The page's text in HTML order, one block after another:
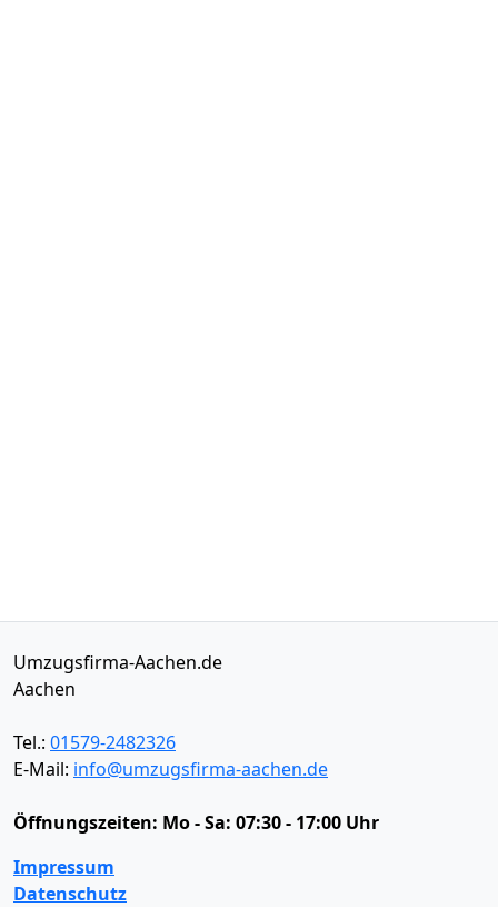
Umzugsfirma-Aachen.de
Aachen
Tel.: 01579-2482326
E-Mail: info@umzugsfirma-aachen.de
Öffnungszeiten: Mo - Sa: 07:30 - 17:00 Uhr
Impressum
Datenschutz